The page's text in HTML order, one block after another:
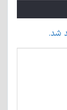
شد.